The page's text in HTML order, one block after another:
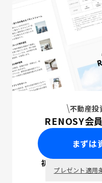
不動産投
RENOSY会
まずは
初回面談で
プレゼント適用